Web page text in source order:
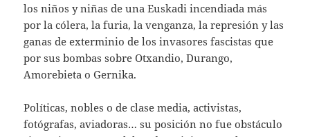
los niños y niñas de una Euskadi incendiada más
por la cólera, la furia, la venganza, la represión y las
ganas de exterminio de los invasores fascistas que
por sus bombas sobre Otxandio, Durango,
Amorebieta o Gernika.
Políticas, nobles o de clase media, activistas,
fotógrafas, aviadoras… su posición no fue obstáculo